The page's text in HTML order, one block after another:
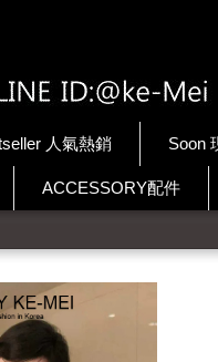
人氣熱銷 Soon
ACCESSORY配件